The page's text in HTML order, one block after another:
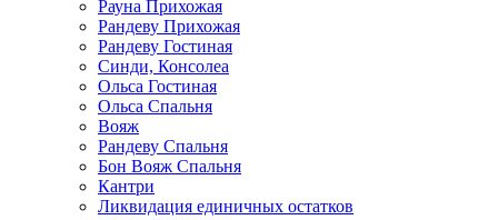
Рауна Прихожая
Рандеву Прихожая
Рандеву Гостиная
Синди, Консолеа
Ольса Гостиная
Ольса Спальня
Вояж
Рандеву Спальня
Бон Вояж Спальня
Кантри
Ликвидация единичных остатков